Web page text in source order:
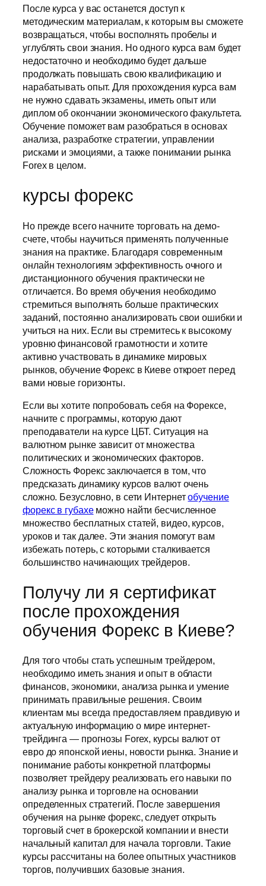
После курса у вас останется доступ к
методическим материалам, к которым вы сможете
возвращаться, чтобы восполнять пробелы и
углублять свои знания. Но одного курса вам будет
недостаточно и необходимо будет дальше
продолжать повышать свою квалификацию и
нарабатывать опыт. Для прохождения курса вам
не нужно сдавать экзамены, иметь опыт или
диплом об окончании экономического факультета.
Обучение поможет вам разобраться в основах
анализа, разработке стратегии, управлении
рисками и эмоциями, а также понимании рынка
Forex в целом.
курсы форекс
Но прежде всего начните торговать на демо-
счете, чтобы научиться применять полученные
знания на практике. Благодаря современным
онлайн технологиям эффективность очного и
дистанционного обучения практически не
отличается. Во время обучения необходимо
стремиться выполнять больше практических
заданий, постоянно анализировать свои ошибки и
учиться на них. Если вы стремитесь к высокому
уровню финансовой грамотности и хотите
активно участвовать в динамике мировых
рынков, обучение Форекс в Киеве откроет перед
вами новые горизонты.
Если вы хотите попробовать себя на Форексе,
начните с программы, которую дают
преподаватели на курсе ЦБТ. Ситуация на
валютном рынке зависит от множества
политических и экономических факторов.
Сложность Форекс заключается в том, что
предсказать динамику курсов валют очень
сложно. Безусловно, в сети Интернетобучение
форекс в губахеможно найти бесчисленное
множество бесплатных статей, видео, курсов,
уроков и так далее. Эти знания помогут вам
избежать потерь, с которыми сталкивается
большинство начинающих трейдеров.
Получу ли я сертификат
после прохождения
обучения Форекс в Киеве?
Для того чтобы стать успешным трейдером,
необходимо иметь знания и опыт в области
финансов, экономики, анализа рынка и умение
принимать правильные решения. Своим
клиентам мы всегда предоставляем правдивую и
актуальную информацию о мире интернет-
трейдинга — прогнозы Forex, курсы валют от
евро до японской иены, новости рынка. Знание и
понимание работы конкретной платформы
позволяет трейдеру реализовать его навыки по
анализу рынка и торговле на основании
определенных стратегий. После завершения
обучения на рынке форекс, следует открыть
торговый счет в брокерской компании и внести
начальный капитал для начала торговли. Такие
курсы рассчитаны на более опытных участников
торгов, получивших базовые знания.